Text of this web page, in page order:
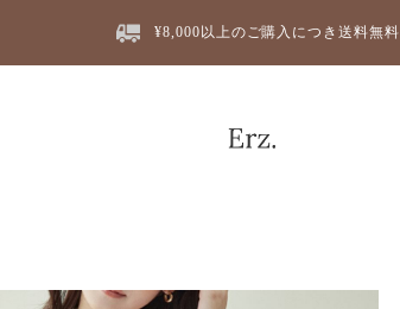
¥8,000以上のご購入につき送料無料